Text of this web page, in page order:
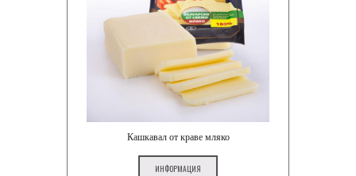
Кашкавал от краве мляко
ИНФОРМАЦИЯ